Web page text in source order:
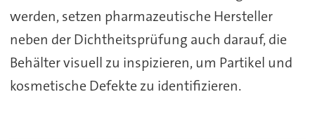
werden, setzen pharmazeutische Hersteller
neben der Dichtheitsprüfung auch darauf, die
Behälter visuell zu inspizieren, um Partikel und
kosmetische Defekte zu identifizieren.